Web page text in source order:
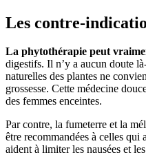
Les contre-
La phytothérapie peut
digestifs. Il n’y a aucun doute
naturelles des plantes ne
grossesse. Cette médecine
des femmes enceintes.
Par contre, la fumeterre et la
être recommandées à celles qui
aident à limiter les nausées et